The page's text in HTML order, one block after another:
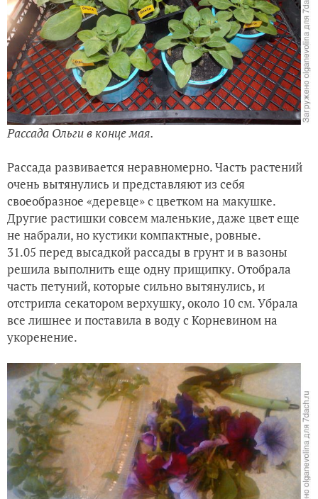
Рассада Ольги в конце мая.
Рассада развивается неравномерно. Часть растений
очень вытянулись и представляют из себя
своеобразное «деревце» с цветком на макушке.
Другие растишки совсем маленькие, даже цвет еще
не набрали, но кустики компактные, ровные.
31.05 перед высадкой рассады в грунт и в вазоны
решила выполнить еще одну прищипку. Отобрала
часть петуний, которые сильно вытянулись, и
отстригла секатором верхушку, около 10 см. Убрала
все лишнее и поставила в воду с Корневином на
укоренение.